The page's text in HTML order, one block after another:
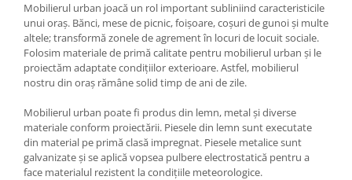
Mobilierul urban joacă un rol important subliniind caracteristicile
unui oraș. Bănci, mese de picnic, foișoare, coșuri de gunoi și multe
altele; transformă zonele de agrement în locuri de locuit sociale.
Folosim materiale de primă calitate pentru mobilierul urban și le
proiectăm adaptate condițiilor exterioare. Astfel, mobilierul
nostru din oraș rămâne solid timp de ani de zile.
Mobilierul urban poate fi produs din lemn, metal și diverse
materiale conform proiectării. Piesele din lemn sunt executate
din material pe primă clasă impregnat. Piesele metalice sunt
galvanizate și se aplică vopsea pulbere electrostatică pentru a
face materialul rezistent la condițiile meteorologice.